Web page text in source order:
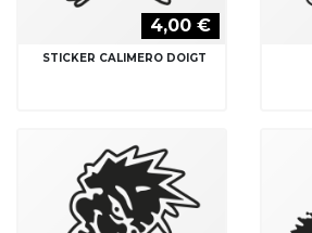
4,00 €
STICKER CALIMERO DOIGT